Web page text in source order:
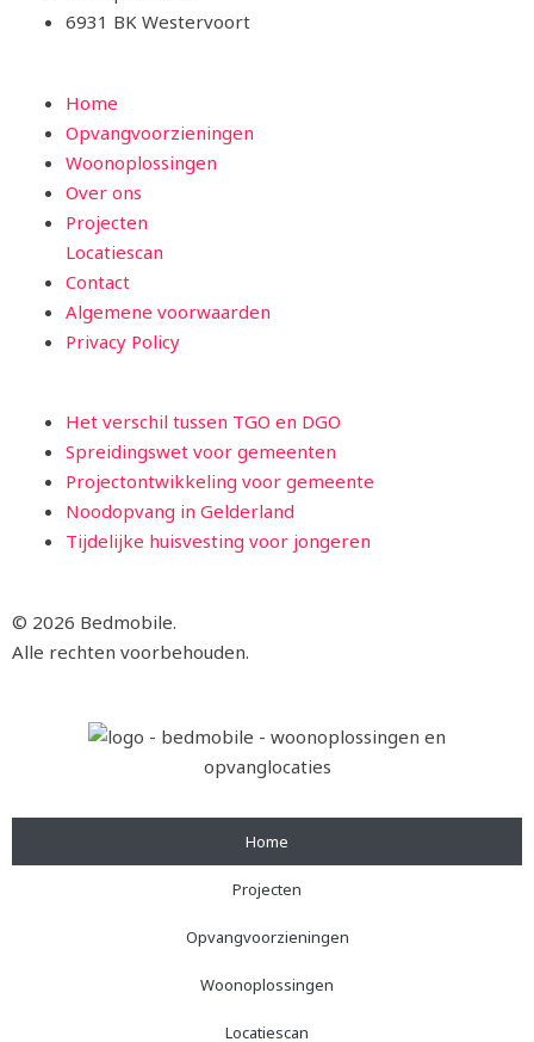
6931 BK Westervoort
Home
Opvangvoorzieningen
Woonoplossingen
Over ons
Projecten
Locatiescan
Contact
Algemene voorwaarden
Privacy Policy
Het verschil tussen TGO en DGO
Spreidingswet voor gemeenten
Projectontwikkeling voor gemeente
Noodopvang in Gelderland
Tijdelijke huisvesting voor jongeren
© 2026 Bedmobile.
Alle rechten voorbehouden.
Home
Projecten
Opvangvoorzieningen
Woonoplossingen
Locatiescan